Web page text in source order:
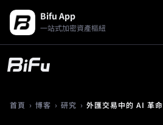
Bifu App
一站式加密資產樞紐
首頁 › 博客 › 研究 › 外匯交易中的 AI 革命